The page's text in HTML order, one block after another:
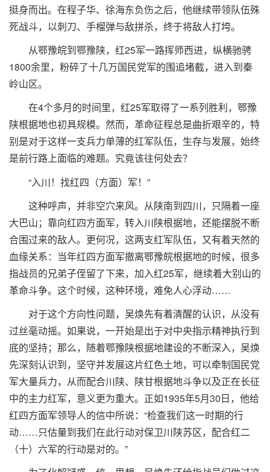
挺身而出。在程子华、徐海东负伤之后，他继续带领队伍殊
死战斗，以刺刀、手榴弹与敌拼杀，终于将敌人打垮。
从鄂豫皖到鄂豫陕，红25军一路挥师西进，纵横驰骋
1800余里，粉碎了十几万国民党军的围追堵截，进入到秦
岭山区。
在4个多月的时间里，红25军取得了一系列胜利，鄂豫
陕根据地也初具规模。然而，革命征程总是曲折艰辛的，特
别是对于这样一支兵力单薄的红军队伍，生存与发展，始终
是前行路上面临的难题。究竟该往何处去？
“入川！找红四（方面）军！”
这种呼声，并非空穴来风。从陕南到四川，只隔着一座
大巴山；靠向红四方面军，转入川陕根据地，还能摆脱不断
合围过来的敌人。更何况，这两支红军队伍，又有着天然的
血缘关系：当年红四方面军撤离鄂豫皖根据地的时候，很多
指战员的兄弟子侄留了下来，加入红25军，继续着大别山的
革命斗争。这个时候，这种环境，难免人心浮动……
对于这个方向性问题，吴焕先有着清醒的认识，从没有
过丝毫动摇。如果说，一开始是出于对中央指示精神执行到
底的坚持；那么，随着鄂豫陕根据地建设的不断深入，吴焕
先深刻认识到，坚守并发展这片红色土地，可以牵制国民党
军大量兵力，从而配合川陕、陕甘根据地斗争以及正在长征
中的主力红军，意义更为重大。正如1935年5月30日，他给
红四方面军领导人的信中所说：“检查我们这一时期的行
动……只估量到我们在此行动对保卫川陕苏区，配合红二
（十）六军的行动是对的。”